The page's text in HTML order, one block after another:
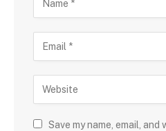
Save my name, email,